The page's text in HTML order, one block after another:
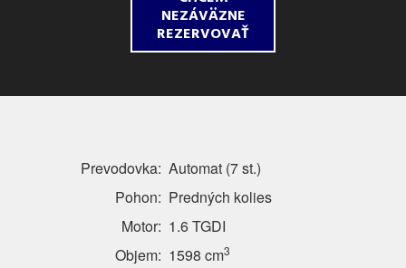
NEZÁVÄZNE
REZERVOVAŤ
Prevodovka: Automat (7 st.)
Pohon: Predných kolies
Motor: 1.6 TGDI
Objem: 1598 cm3